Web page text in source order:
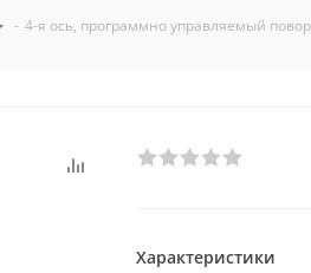
- 4-я ось, программно управляемый
Характеристики